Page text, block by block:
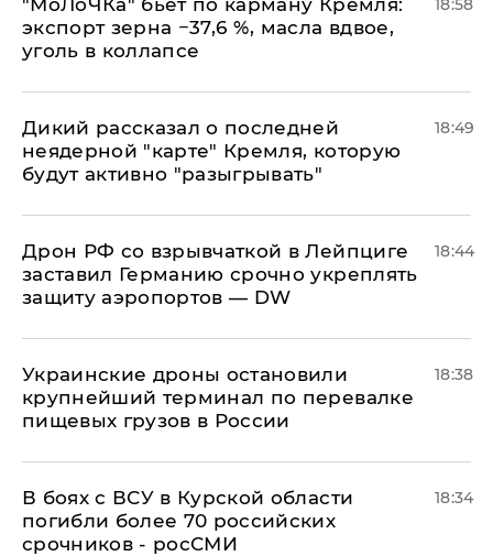
​"МоЛоЧКа" бьет по карману Кремля:
экспорт зерна −37,6 %, масла вдвое,
уголь в коллапсе
18:58
Дикий рассказал о последней
неядерной "карте" Кремля, которую
будут активно "разыгрывать"
18:49
​Дрон РФ со взрывчаткой в Лейпциге
заставил Германию срочно укреплять
защиту аэропортов — DW
18:44
Украинские дроны остановили
крупнейший терминал по перевалке
пищевых грузов в России
18:38
В боях с ВСУ в Курской области
погибли более 70 российских
срочников - росСМИ
18:34